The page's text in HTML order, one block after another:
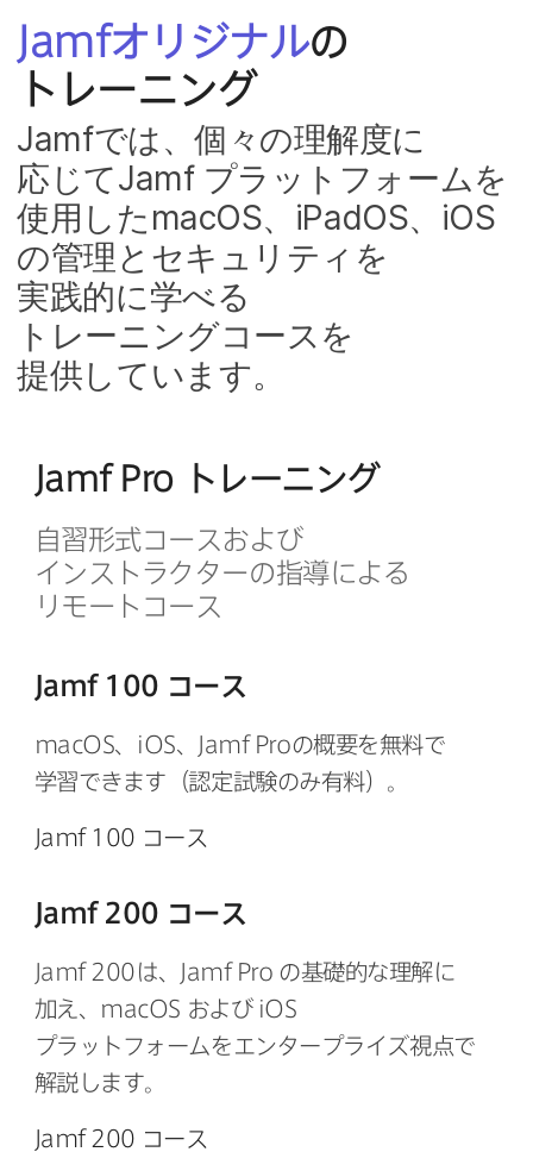
Jamfオリジナルの​
トレーニング
Jamfでは、​個々の​理解度に​
応じてJamf プラットフォームを​
使用したmacOS、 iPadOS、 iOS
の​管理と​セキュリティを​
実践的に​学べる​
トレーニングコースを​
提供しています。
Jamf Pro トレーニング
自習形式コースおよび​
インストラクターの​指導に​よる​
リモートコース
Jamf 100 コース
macOS iOS Jamf Proの​概要を​無料で​
学習できます​（認定試験のみ​有料）。
Jamf 100 コース
Jamf 200 コース
Jamf 200 は、 Jamf Pro の​基礎的な​理解に​
加え、 macOS およびiOS
プラットフォームを​エンタープライズ視点で​
解説します。
Jamf 200 コース